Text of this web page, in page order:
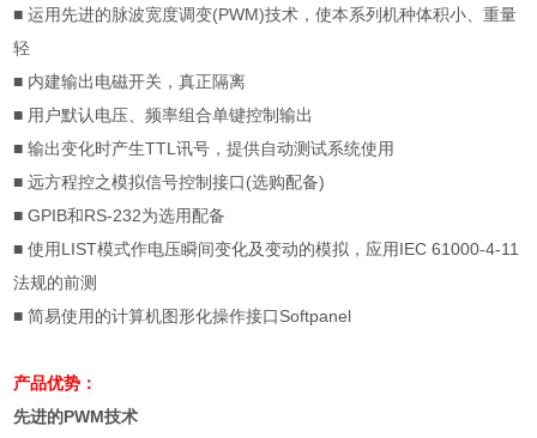
■运用先进的脉波宽度调变(PWM)技术，使本系列机种体积小、重量
轻
■ 内建输出电磁开关，真正隔离
■ 用户默认电压、频率组合单键控制输出
■输出变化时产生TTL讯号，提供自动测试系统使用
■远方程控之模拟信号控制接口(选购配备)
■ GPIB和RS-232为选用配备
■使用LIST模式作电压瞬间变化及变动的模拟，应用IEC 61000-4-11
法规的前测
■简易使用的计算机图形化操作接口Softpanel
产品优势：
先进的PWM技术